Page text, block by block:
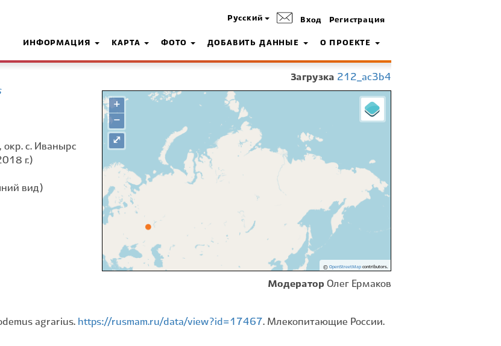
Русский Вход Регистрация
ИНФОРМАЦИЯ КАРТА ФОТО ДОБАВИТЬ ДАННЫЕ О ПРОЕКТЕ
окр. с. Иванырс
г.)
вид)
Загрузка 212_ac3b4
+
−
© OpenStreetMapcontributors.
⤢
Модератор Олег Ермаков
agrarius. https://rusmam.ru/data/view?id=17467. Млекопитающие России.